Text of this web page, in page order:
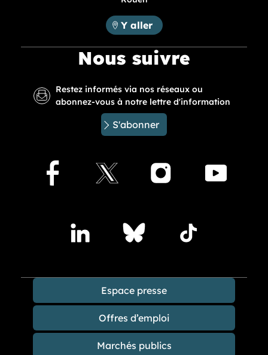
Métropole Rouen Normandie :
Y aller
Nous suivre
Restez informés via nos réseaux ou
abonnez-vous à notre lettre d'information
S'abonner
Facebook
X Instagram
LindedinBlueskyTikTok
Espace presse
Offres d’emploi
Marchés publics